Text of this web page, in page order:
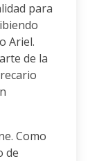
para
Ariel.
de la
Como
de